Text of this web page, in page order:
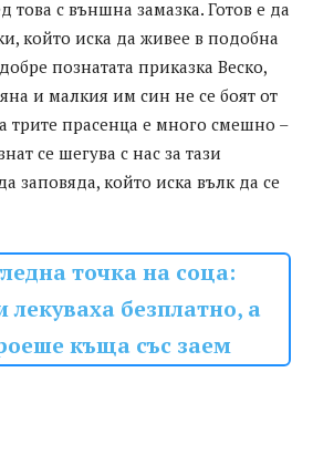
това с външна замазка. Готов е да
който иска да живее в подобна
познатата приказка Веско,
и малкия им син не се боят от
трите прасенца е много смешно –
се шегува с нас за тази
заповяда, който иска вълк да се
точка на соца:
лекуваха безплатно, а
къща със заем